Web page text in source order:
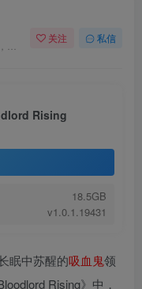
关注 私信
Rising
18.5GB
v1.0.1.19431
眠中苏醒的吸血鬼领
Rising》中，